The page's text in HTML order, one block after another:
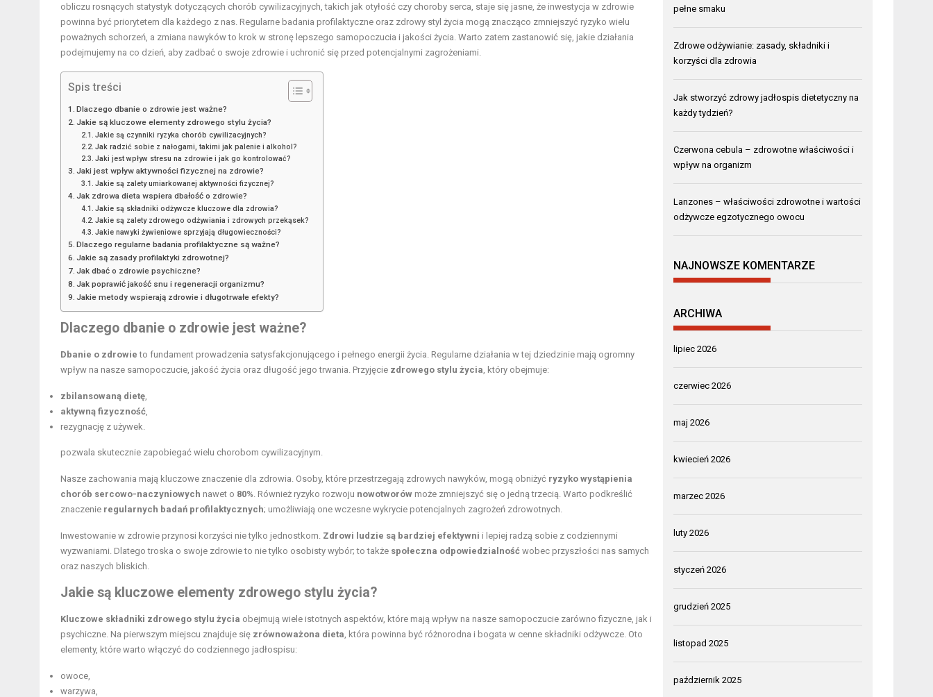
obliczu rosnących statystyk dotyczących chorób cywilizacyjnych, takich jak otyłość czy choroby serca, staje się jasne, że inwestycja w zdrowie
powinna być priorytetem dla każdego z nas. Regularne badania profilaktyczne oraz zdrowy styl życia mogą znacząco zmniejszyć ryzyko wielu
poważnych schorzeń, a zmiana nawyków to krok w stronę lepszego samopoczucia i jakości życia. Warto zatem zastanowić się, jakie działania
podejmujemy na co dzień, aby zadbać o swoje zdrowie i uchronić się przed potencjalnymi zagrożeniami.
Spis treści
Dlaczego dbanie o zdrowie jest ważne?
Jakie są kluczowe elementy zdrowego stylu życia?
Jakie są czynniki ryzyka chorób cywilizacyjnych?
Jak radzić sobie z nałogami, takimi jak palenie i alkohol?
Jaki jest wpływ stresu na zdrowie i jak go kontrolować?
Jaki jest wpływ aktywności fizycznej na zdrowie?
Jakie są zalety umiarkowanej aktywności fizycznej?
Jak zdrowa dieta wspiera dbałość o zdrowie?
Jakie są składniki odżywcze kluczowe dla zdrowia?
Jakie są zalety zdrowego odżywiania i zdrowych przekąsek?
Jakie nawyki żywieniowe sprzyjają długowieczności?
Dlaczego regularne badania profilaktyczne są ważne?
Jakie są zasady profilaktyki zdrowotnej?
Jak dbać o zdrowie psychiczne?
Jak poprawić jakość snu i regeneracji organizmu?
Jakie metody wspierają zdrowie i długotrwałe efekty?
Dlaczego dbanie o zdrowie jest ważne?
Dbanie o zdrowie to fundament prowadzenia satysfakcjonującego i pełnego energii życia. Regularne działania w tej dziedzinie mają ogromny
wpływ na nasze samopoczucie, jakość życia oraz długość jego trwania. Przyjęcie zdrowego stylu życia , który obejmuje:
zbilansowaną dietę
aktywną fizyczność
rezygnację z używek.
pozwala skutecznie zapobiegać wielu chorobom cywilizacyjnym.
Nasze zachowania mają kluczowe znaczenie dla zdrowia. Osoby, które przestrzegają zdrowych nawyków, mogą obniżyć ryzyko wystąpienia
chorób sercowo-naczyniowych nawet o 80% . Również ryzyko rozwoju nowotworów może zmniejszyć się o jedną trzecią. Warto podkreślić
znaczenie regularnych badań profilaktycznych; umożliwiają one wczesne wykrycie potencjalnych zagrożeń zdrowotnych.
Inwestowanie w zdrowie przynosi korzyści nie tylko jednostkom. Zdrowi ludzie są bardziej efektywni i lepiej radzą sobie z codziennymi
wyzwaniami. Dlatego troska o swoje zdrowie to nie tylko osobisty wybór; to także społeczna odpowiedzialność wobec przyszłości nas samych
oraz naszych bliskich.
Jakie są kluczowe elementy zdrowego stylu życia?
Kluczowe składniki zdrowego stylu życia obejmują wiele istotnych aspektów, które mają wpływ na nasze samopoczucie zarówno fizyczne, jak i
psychiczne. Na pierwszym miejscu znajduje się zrównoważona dieta , która powinna być różnorodna i bogata w cenne składniki odżywcze. Oto
elementy, które warto włączyć do codziennego jadłospisu:
owoce,
warzywa,
pełne smaku
Zdrowe odżywianie: zasady, składniki i
korzyści dla zdrowia
Jak stworzyć zdrowy jadłospis dietetyczny na
każdy tydzień?
Czerwona cebula – zdrowotne właściwości i
wpływ na organizm
Lanzones – właściwości zdrowotne i wartości
odżywcze egzotycznego owocu
NAJNOWSZE KOMENTARZE
ARCHIWA
lipiec 2026
czerwiec 2026
maj 2026
kwiecień 2026
marzec 2026
luty 2026
styczeń 2026
grudzień 2025
listopad 2025
październik 2025